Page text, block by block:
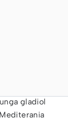
gladiol